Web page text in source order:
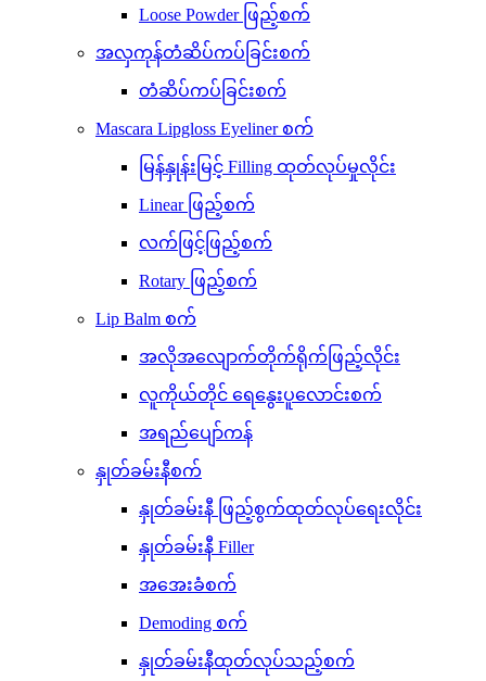
Loose Powder ဖြည့်စက်
အလှကုန်တံဆိပ်ကပ်ခြင်းစက်
တံဆိပ်ကပ်ခြင်းစက်
Mascara Lipgloss Eyeliner စက်
မြန်နှုန်းမြင့် Filling ထုတ်လုပ်မှုလိုင်း
Linear ဖြည့်စက်
လက်ဖြင့်ဖြည့်စက်
Rotary ဖြည့်စက်
Lip Balm စက်
အလိုအလျောက်တိုက်ရိုက်ဖြည့်လိုင်း
လူကိုယ်တိုင် ရေနွေးပူလောင်းစက်
အရည်ပျော်ကန်
နှုတ်ခမ်းနီစက်
နှုတ်ခမ်းနီ ဖြည့်စွက်ထုတ်လုပ်ရေးလိုင်း
နှုတ်ခမ်းနီ Filler
အအေးခံစက်
Demoding စက်
နှုတ်ခမ်းနီထုတ်လုပ်သည့်စက်